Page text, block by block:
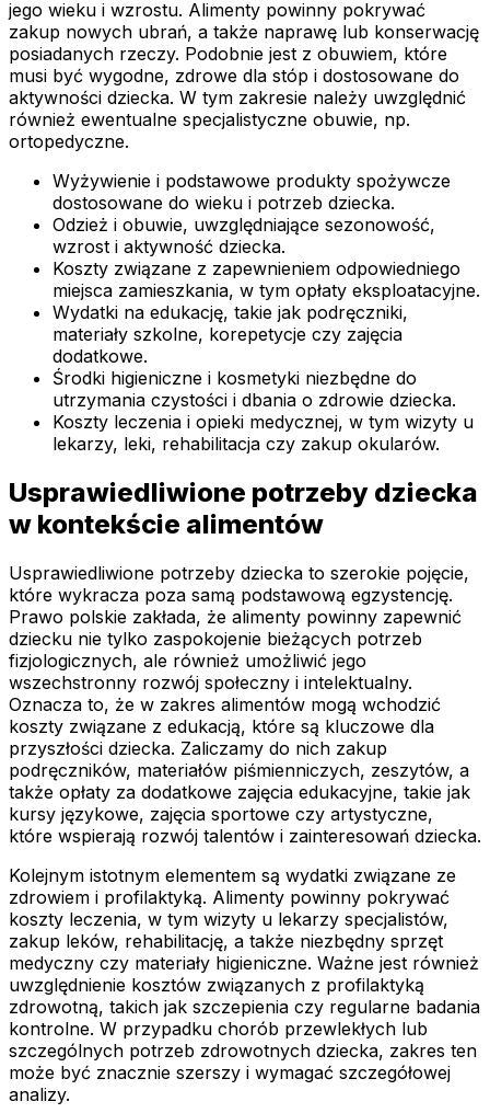
jego wieku i wzrostu. Alimenty powinny pokrywać
zakup nowych ubrań, a także naprawę lub konserwację
posiadanych rzeczy. Podobnie jest z obuwiem, które
musi być wygodne, zdrowe dla stóp i dostosowane do
aktywności dziecka. W tym zakresie należy uwzględnić
również ewentualne specjalistyczne obuwie, np.
ortopedyczne.
Wyżywienie i podstawowe produkty spożywcze
dostosowane do wieku i potrzeb dziecka.
Odzież i obuwie, uwzględniające sezonowość,
wzrost i aktywność dziecka.
Koszty związane z zapewnieniem odpowiedniego
miejsca zamieszkania, w tym opłaty eksploatacyjne.
Wydatki na edukację, takie jak podręczniki,
materiały szkolne, korepetycje czy zajęcia
dodatkowe.
Środki higieniczne i kosmetyki niezbędne do
utrzymania czystości i dbania o zdrowie dziecka.
Koszty leczenia i opieki medycznej, w tym wizyty u
lekarzy, leki, rehabilitacja czy zakup okularów.
Usprawiedliwione potrzeby dziecka
w kontekście alimentów
Usprawiedliwione potrzeby dziecka to szerokie pojęcie,
które wykracza poza samą podstawową egzystencję.
Prawo polskie zakłada, że alimenty powinny zapewnić
dziecku nie tylko zaspokojenie bieżących potrzeb
fizjologicznych, ale również umożliwić jego
wszechstronny rozwój społeczny i intelektualny.
Oznacza to, że w zakres alimentów mogą wchodzić
koszty związane z edukacją, które są kluczowe dla
przyszłości dziecka. Zaliczamy do nich zakup
podręczników, materiałów piśmienniczych, zeszytów, a
także opłaty za dodatkowe zajęcia edukacyjne, takie jak
kursy językowe, zajęcia sportowe czy artystyczne,
które wspierają rozwój talentów i zainteresowań dziecka.
Kolejnym istotnym elementem są wydatki związane ze
zdrowiem i profilaktyką. Alimenty powinny pokrywać
koszty leczenia, w tym wizyty u lekarzy specjalistów,
zakup leków, rehabilitację, a także niezbędny sprzęt
medyczny czy materiały higieniczne. Ważne jest również
uwzględnienie kosztów związanych z profilaktyką
zdrowotną, takich jak szczepienia czy regularne badania
kontrolne. W przypadku chorób przewlekłych lub
szczególnych potrzeb zdrowotnych dziecka, zakres ten
może być znacznie szerszy i wymagać szczegółowej
analizy.